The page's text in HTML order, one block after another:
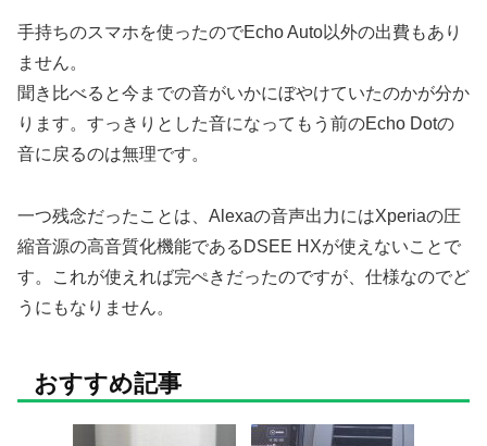
手持ちのスマホを使ったのでEcho Auto以外の出費もあり
ません。
聞き比べると今までの音がいかにぼやけていたのかが分か
ります。すっきりとした音になってもう前のEcho Dotの
音に戻るのは無理です。
一つ残念だったことは、Alexaの音声出力にはXperiaの圧
縮音源の高音質化機能であるDSEE HXが使えないことで
す。これが使えれば完ぺきだったのですが、仕様なのでど
うにもなりません。
おすすめ記事